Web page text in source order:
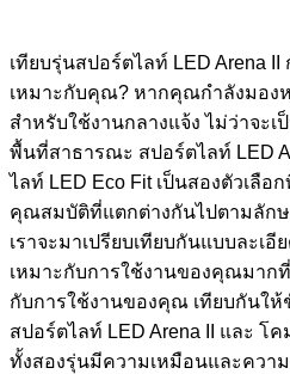
เทียบรุ่นสปอร์ตไลท์ LED Arena
เหมาะกับคุณ? หากคุณกำลังมอง
สำหรับใช้งานกลางแจ้ง ไม่ว่าจะ
พื้นที่สาธารณะ สปอร์ตไลท์ LED
ไลท์ LED Eco Fit เป็นสองตัวเลือ
คุณสมบัติที่แตกต่างกันไปตามลัก
เราจะมาเปรียบเทียบกันแบบละเ
เหมาะกับการใช้งานของคุณมาก
กับการใช้งานของคุณ เทียบกันให้
สปอร์ตไลท์ LED Arena II และ โ
ทั้งสองรุ่นมีความเหมือนและความ